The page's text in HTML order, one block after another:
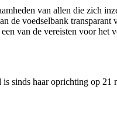
van allen die zich
de voedselbank
van de vereisten voor
sinds haar oprichting op 21